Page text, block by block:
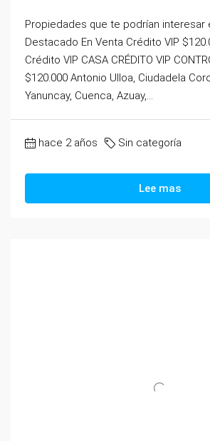
Propiedades que te podrían interesar
Destacado En Venta Crédito VIP
Crédito VIP CASA CRÉDITO VIP
$120.000 Antonio Ulloa, Ciudadela
Yanuncay, Cuenca, Azuay,...
hace 2 años Sin categoría
Lee mas